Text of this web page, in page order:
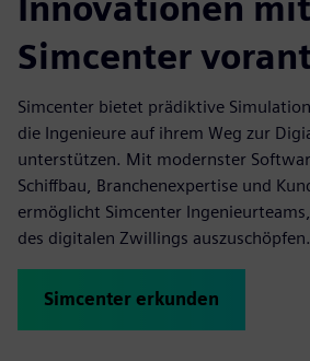
Simcenter
Simcenter bietet prädiktive
die Ingenieure auf ihrem Weg zur
unterstützen. Mit modernster
Schiffbau, Branchenexpertise und
ermöglicht Simcenter
des digitalen Zwillings auszuschöpfen.
Simcenter erkunden